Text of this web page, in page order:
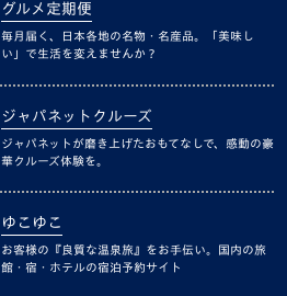
グルメ定期便
毎月届く、日本各地の名物・名産品。「美味し
い」で生活を変えませんか？
ジャパネットクルーズ
ジャパネットが磨き上げたおもてなしで、感動の豪
華クルーズ体験を。
ゆこゆこ
お客様の『良質な温泉旅』をお手伝い。国内の旅
館・宿・ホテルの宿泊予約サイト